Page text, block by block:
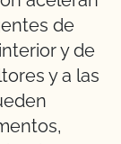
de
y de
y a las